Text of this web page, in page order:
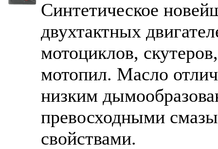
Синтетическое
двухтактных
мотоциклов,
мотопил. Масло
низким
превосходными
свойствами.